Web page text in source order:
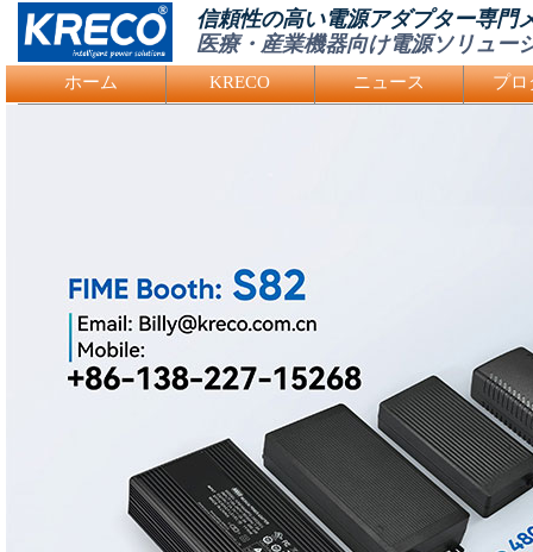
Logo Picture
信頼性の高い電源アダプター専門
医療・産業機器向け電源ソリュー
ホーム KRECO ニュース プロ